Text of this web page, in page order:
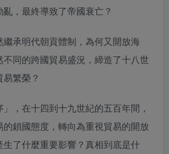
，最終導致了帝國衰亡？
承明代朝貢體制，為何又開放海
同的跨國貿易盛況，締造了十八世
繁榮？
，在十四到十九世紀的五百年間，
鎖國態度，轉向為重視貿易的開放
了什麼重要影響？真相到底是什